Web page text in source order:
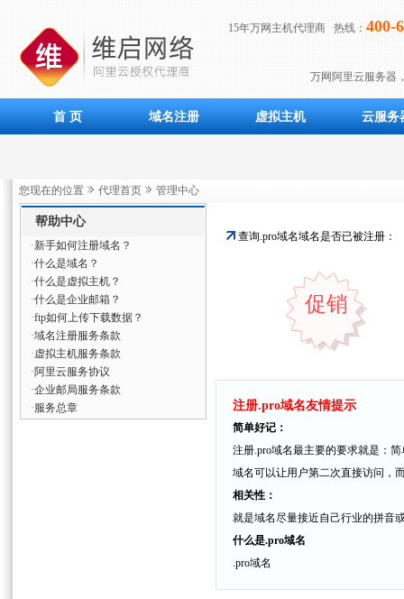
15年万网主机代理商 热线： 400-
万网阿里云服务器
首 页 域名注册 虚拟主机 云服务
您现在的位置 代理首页 管理中心
帮助中心
·新手如何注册域名？
·什么是域名？
·什么是虚拟主机？
·什么是企业邮箱？
·ftp如何上传下载数据？
·域名注册服务条款
·虚拟主机服务条款
·阿里云服务协议
·企业邮局服务条款
·服务总章
查询.pro域名域名是否已被注册：
促销
注册.pro域名友情提示
简单好记：
注册.pro域名最主要的要求就是：
域名可以让用户第二次直接访问，
相关性：
就是域名尽量接近自己行业的拼音
什么是.pro域名
.pro域名